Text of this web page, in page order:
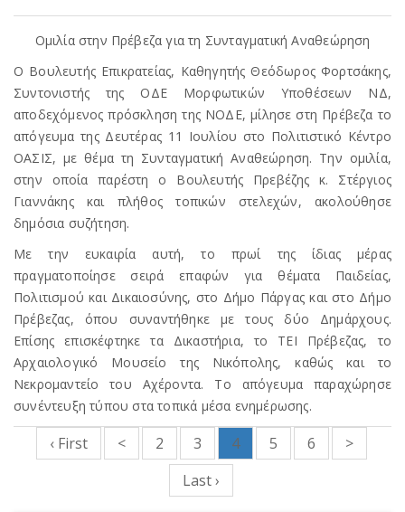
Ομιλία στην Πρέβεζα για τη Συνταγματική Αναθεώρηση
Ο Βουλευτής Επικρατείας, Καθηγητής Θεόδωρος Φορτσάκης,
Συντονιστής της ΟΔΕ Μορφωτικών Υποθέσεων ΝΔ,
αποδεχόμενος πρόσκληση της ΝΟΔΕ, μίλησε στη Πρέβεζα το
απόγευμα της Δευτέρας 11 Ιουλίου στο Πολιτιστικό Κέντρο
ΟΑΣΙΣ, με θέμα τη Συνταγματική Αναθεώρηση. Την ομιλία,
στην οποία παρέστη ο Βουλευτής Πρεβέζης κ. Στέργιος
Γιαννάκης και πλήθος τοπικών στελεχών, ακολούθησε
δημόσια συζήτηση.
Με την ευκαιρία αυτή, το πρωί της ίδιας μέρας
πραγματοποίησε σειρά επαφών για θέματα Παιδείας,
Πολιτισμού και Δικαιοσύνης, στο Δήμο Πάργας και στο Δήμο
Πρέβεζας, όπου συναντήθηκε με τους δύο Δημάρχους.
Επίσης επισκέφτηκε τα Δικαστήρια, το ΤΕΙ Πρέβεζας, το
Αρχαιολογικό Μουσείο της Νικόπολης, καθώς και το
Νεκρομαντείο του Αχέροντα. Το απόγευμα παραχώρησε
συνέντευξη τύπου στα τοπικά μέσα ενημέρωσης.
‹ First < 2 3 4 5 6
>
Last ›